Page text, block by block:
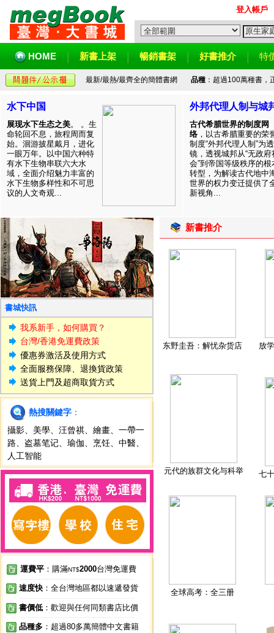
登入帳戶
HOME 新書上架 暢銷書架 好書推介 特
最新/最熱/最齊全的簡體書網 品種：超過100萬種書，
水下中国
展现水下生态之美。 。生
命轮回不息，旅程周而复
始。洄游披星戴月，进化
一眼万年。以中国六种特
有水下生物串联六大水
域，全面介绍魅力丰富的
水下生物多样性和不可思
议的人文奇观...
外邦代理人制与城
古代希腊世界的制度网
络 ，以古希腊重要的荣
制度“外邦代理人制”为透
镜，透视城邦从“无政府
会”到帝国等级秩序的根
转型，为解读古代地中
世界的权力变迁提供了
新视角...
書城快訊
我系新手，如何購買？
台灣/香港免運費政策
優惠券激活及使用方式
全面服務保障、退換貨政策
送貨上門及超商取貨方式
熱搜關鍵字 ：
攝影
美學 汪曾祺 繪畫
一帶一
路
盗墓笔记 瑜伽 烹饪 中醫
人工智能
運費平 ：購滿NT$2000台灣免運費
速度快 ：全台灣地區都以速遞發貨
書價低 ：歡迎與任何同類書店比價
品種多 ：超過80多萬簡體中文書籍
新書推介
东野圭吾：解忧杂货店 放
元代的族群文化与科举 七
全球高考：全三册